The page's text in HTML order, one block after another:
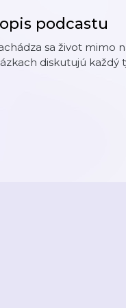
podcastu
sa život mimo
diskutujú každý